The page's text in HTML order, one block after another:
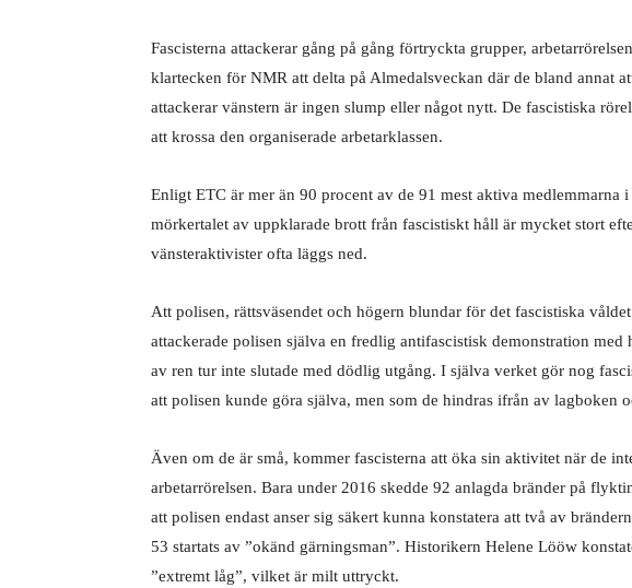
Fascisterna attackerar gång på gång förtryckta grupper,
klartecken för NMR att delta på Almedalsveckan där de bland annat
attackerar vänstern är ingen slump eller något nytt. De fascistiska
att krossa den organiserade arbetarklassen.
Enligt ETC är mer än 90 procent av de 91 mest aktiva medlemmarna
mörkertalet av uppklarade brott från fascistiskt håll är mycket stort
vänsteraktivister ofta läggs ned.
Att polisen, rättsväsendet och högern blundar för det fascistiska
attackerade polisen själva en fredlig antifascistisk demonstration med
av ren tur inte slutade med dödlig utgång. I själva verket gör nog
att polisen kunde göra själva, men som de hindras ifrån av lagboken
Även om de är små, kommer fascisterna att öka sin aktivitet när de
arbetarrörelsen. Bara under 2016 skedde 92 anlagda bränder på
att polisen endast anser sig säkert kunna konstatera att två av
53 startats av ”okänd gärningsman”. Historikern Helene Lööw
”extremt låg”, vilket är milt uttryckt.